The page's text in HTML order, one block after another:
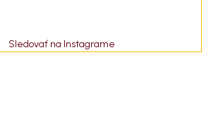
Sledovať na Instagrame